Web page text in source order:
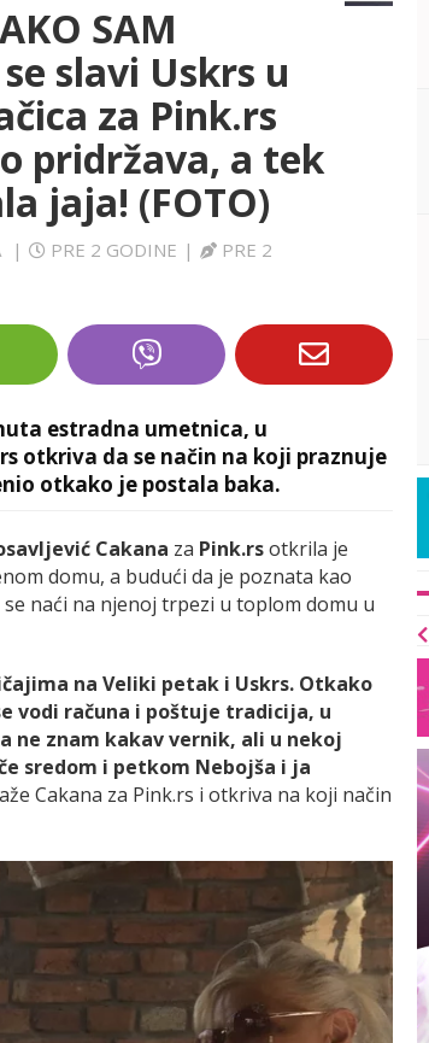
SAM
slavi Uskrs u
za Pink.rs
pridržava, a tek
jaja! (FOTO)
| PRE 2 GODINE |
PRE 2
estradna umetnica, u
otkriva da se način na koji praznuje
otkako je postala baka.
Cakana za Pink.rsotkrila je
domu, a budući da je poznata kao
naći na njenoj trpezi u toplom domu u
na Veliki petak i Uskrs. Otkako
vodi računa i poštuje tradicija, u
ne znam kakav vernik, ali u nekoj
sredom i petkom Nebojša i ja
Cakana za Pink.rs i otkriva na koji način